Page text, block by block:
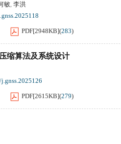
敏, 李洪
PDF[2948KB](283)
缩算法及系统设计
PDF[2615KB](279)